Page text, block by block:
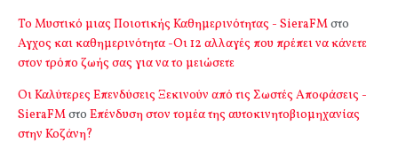
Το Μυστικό μιας Ποιοτικής Καθημερινότητας - SieraFMστο
Αγχος και καθημερινότητα -Οι 12 αλλαγές που πρέπει να κάνετε
στον τρόπο ζωής σας για να το μειώσετε
Οι Καλύτερες Επενδύσεις Ξεκινούν από τις Σωστές Αποφάσεις -
SieraFMστο Επένδυση στον τομέα της αυτοκινητοβιομηχανίας
στην Κοζάνη?